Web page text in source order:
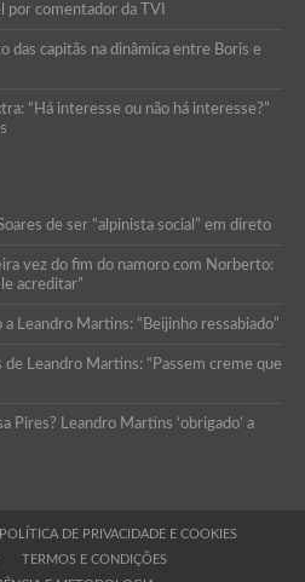
por comentador da TVI
das capitãs na dinâmica entre Boris e
“Há interesse ou não há interesse?”
de ser “alpinista social” em direto
vez do fim do namoro com Norberto:
acreditar”
Leandro Martins: “Beijinho ressabiado”
de Leandro Martins: “Passem creme que
Pires? Leandro Martins ‘obrigado’ a
POLÍTICA DE PRIVACIDADE E COOKIES
TERMOS E CONDIÇÕES